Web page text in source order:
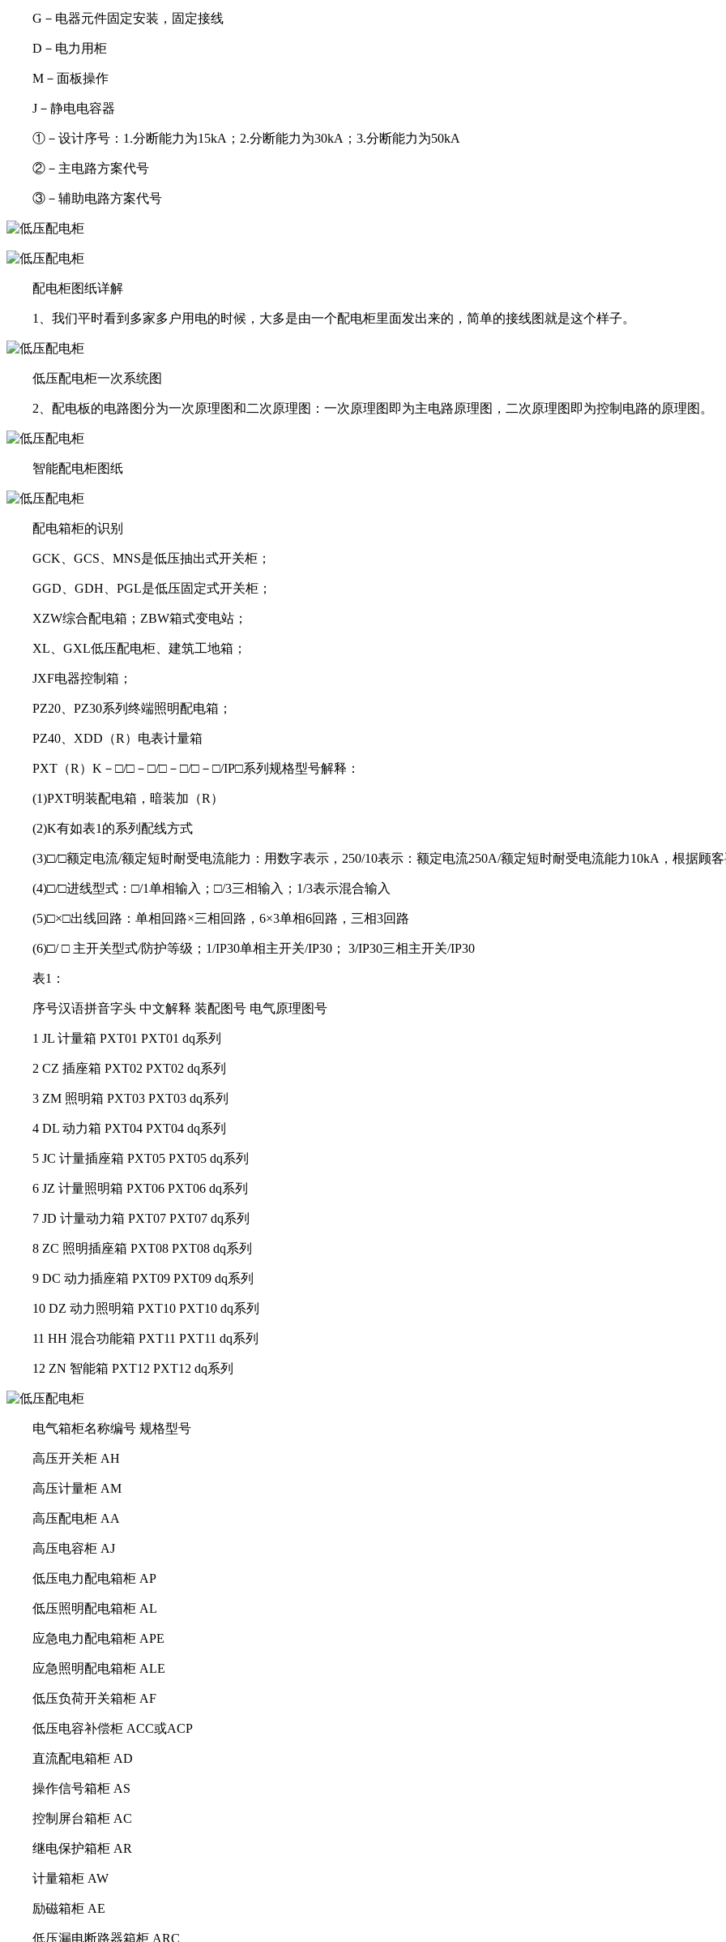
G－电器元件固定安装，固定接线
D－电力用柜
M－面板操作
J－静电电容器
①－设计序号：1.分断能力为15kA；2.分断能力为30kA；3.分断能力为50kA
②－主电路方案代号
③－辅助电路方案代号
配电柜图纸详解
1、我们平时看到多家多户用电的时候，大多是由一个配电柜里面发出来的，简单的接线图就是这个样子。
低压配电柜一次系统图
2、配电板的电路图分为一次原理图和二次原理图：一次原理图即为主电路原理图，二次原理图即为控制电路的原理图。
智能配电柜图纸
配电箱柜的识别
GCK、GCS、MNS是低压抽出式开关柜；
GGD、GDH、PGL是低压固定式开关柜；
XZW综合配电箱；ZBW箱式变电站；
XL、GXL低压配电柜、建筑工地箱；
JXF电器控制箱；
PZ20、PZ30系列终端照明配电箱；
PZ40、XDD（R）电表计量箱
PXT（R）K－□/□－□/□－□/□－□/IP□系列规格型号解释：
(1)PXT明装配电箱，暗装加（R）
(2)K有如表1的系列配线方式
(3)□/□额定电流/额定短时耐受电流能力：用数字表示，250/10表示：额定电流250A/额定短时耐受电流能力10kA，根据顾客
(4)□/□进线型式：□/1单相输入；□/3三相输入；1/3表示混合输入
(5)□×□出线回路：单相回路×三相回路，6×3单相6回路，三相3回路
(6)□/ □ 主开关型式/防护等级；1/IP30单相主开关/IP30； 3/IP30三相主开关/IP30
表1：
序号汉语拼音字头 中文解释 装配图号 电气原理图号
1 JL 计量箱 PXT01 PXT01 dq系列
2 CZ 插座箱 PXT02 PXT02 dq系列
3 ZM 照明箱 PXT03 PXT03 dq系列
4 DL 动力箱 PXT04 PXT04 dq系列
5 JC 计量插座箱 PXT05 PXT05 dq系列
6 JZ 计量照明箱 PXT06 PXT06 dq系列
7 JD 计量动力箱 PXT07 PXT07 dq系列
8 ZC 照明插座箱 PXT08 PXT08 dq系列
9 DC 动力插座箱 PXT09 PXT09 dq系列
10 DZ 动力照明箱 PXT10 PXT10 dq系列
11 HH 混合功能箱 PXT11 PXT11 dq系列
12 ZN 智能箱 PXT12 PXT12 dq系列
电气箱柜名称编号 规格型号
高压开关柜 AH
高压计量柜 AM
高压配电柜 AA
高压电容柜 AJ
低压电力配电箱柜 AP
低压照明配电箱柜 AL
应急电力配电箱柜 APE
应急照明配电箱柜 ALE
低压负荷开关箱柜 AF
低压电容补偿柜 ACC或ACP
直流配电箱柜 AD
操作信号箱柜 AS
控制屏台箱柜 AC
继电保护箱柜 AR
计量箱柜 AW
励磁箱柜 AE
低压漏电断路器箱柜 ARC